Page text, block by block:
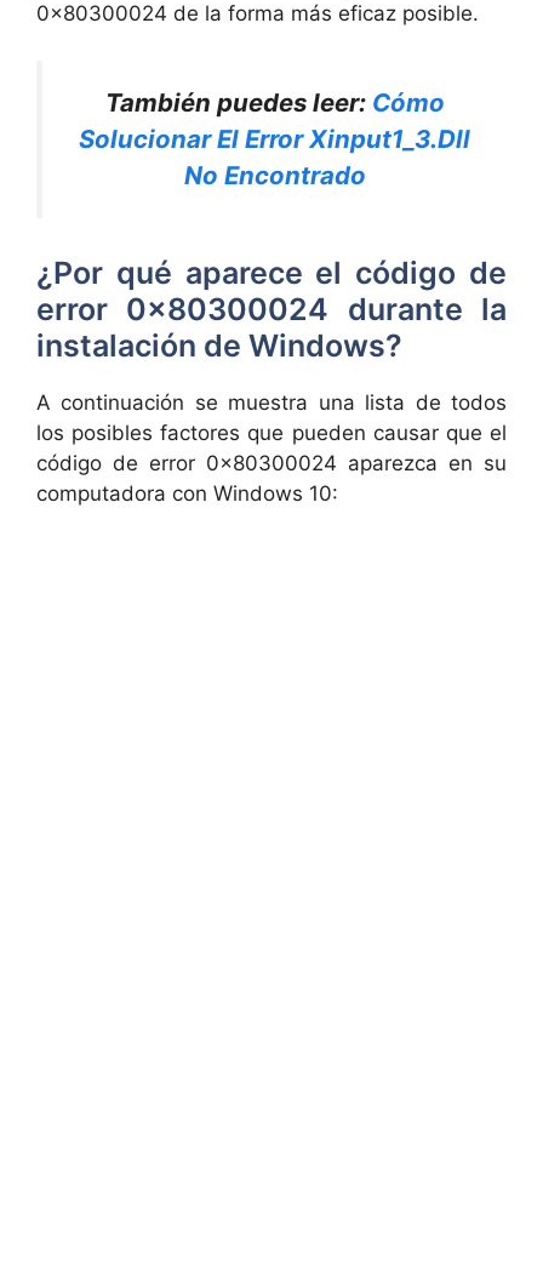
0x80300024 de la forma más eficaz posible.
También puedes leer: Cómo
Solucionar El Error Xinput1_3.Dll
No Encontrado
¿Por qué aparece el código de
error 0x80300024 durante la
instalación de Windows?
A continuación se muestra una lista de todos
los posibles factores que pueden causar que el
código de error 0x80300024 aparezca en su
computadora con Windows 10: